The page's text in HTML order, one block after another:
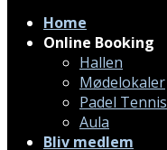
Home
Online Booking
Hallen
Mødelokaler
Padel Tennis
Aula
Bliv medlem